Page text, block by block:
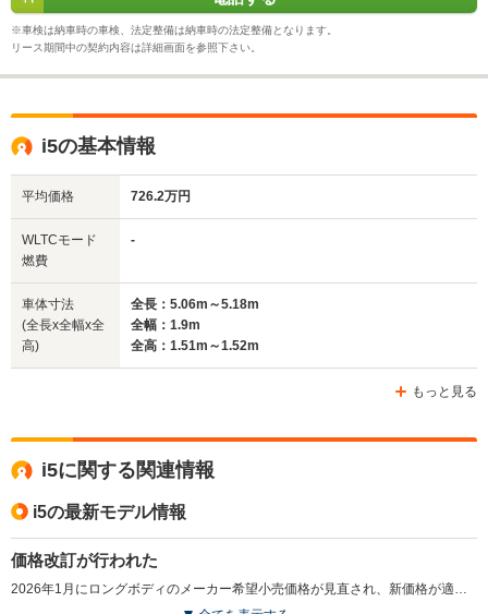
※車検は納車時の車検、法定整備は納車時の法定整備となります。
リース期間中の契約内容は詳細画面を参照下さい。
i5の基本情報
平均価格 726.2万円
WLTCモード
燃費
-
車体寸法
(全長x全幅x全
高)
全長：5.06m～5.18m
全幅：1.9m
全高：1.51m～1.52m
もっと見る
i5に関する関連情報
i5の最新モデル情報
価格改訂が行われた
2026年1月にロングボディのメーカー希望小売価格が見直され、新価格が適用された。（2026.1）